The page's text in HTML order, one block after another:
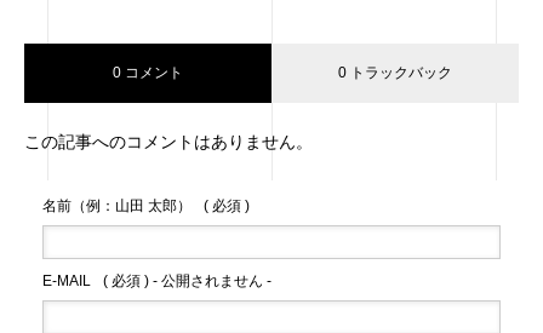
0 コメント 0 トラックバック
この記事へのコメントはありません。
名前（例：山田 太郎） ( 必須 )
E-MAIL ( 必須 ) - 公開されません -